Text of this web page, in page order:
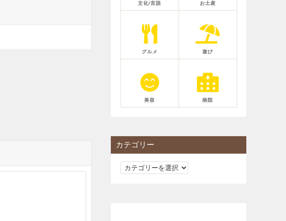
文化/言語 お土産
グルメ 遊び
美容 病院
カテゴリー
カ